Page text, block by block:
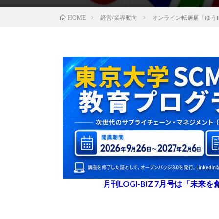
HOME 経営/業界動向 オンライン転居届「ゆ
月刊LOGI-BIZ 7月号は「未来を